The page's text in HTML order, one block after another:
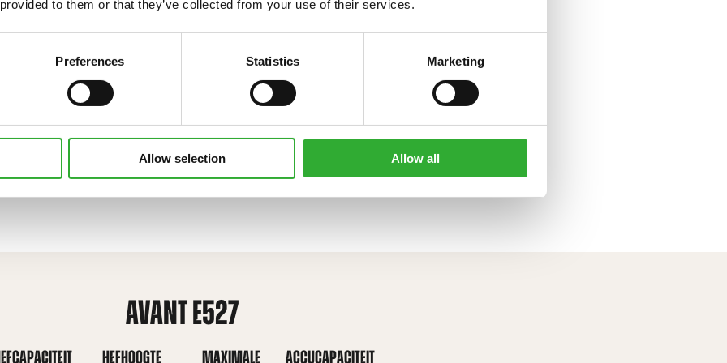
to them or that they’ve collected from your use of their services.
Preferences Statistics Marketing
Allow selection Allow all
op de lange
lagere
veel regio’s in
bedrijven die hun
maken, maar ook hun
nemen, levert de Avant
innovatie en
AVANT E527
HEFHOOGTE MAXIMALE ACCUCAPACITEIT